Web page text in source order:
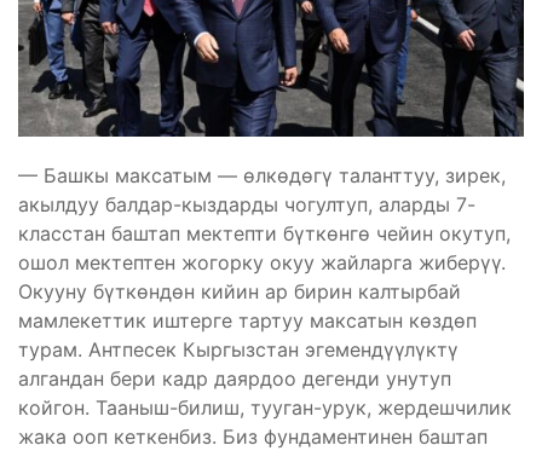
— Башкы максатым — өлкөдөгү таланттуу, зирек,
акылдуу балдар-кыздарды чогултуп, аларды 7-
класстан баштап мектепти бүткөнгө чейин окутуп,
ошол мектептен жогорку окуу жайларга жиберүү.
Окууну бүткөндөн кийин ар бирин калтырбай
мамлекеттик иштерге тартуу максатын көздөп
турам. Антпесек Кыргызстан эгемендүүлүктү
алгандан бери кадр даярдоо дегенди унутуп
койгон. Тааныш-билиш, тууган-урук, жердешчилик
жака ооп кеткенбиз. Биз фундаментинен баштап